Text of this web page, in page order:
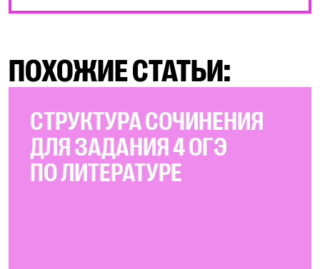
ПОХОЖИЕ СТАТЬИ:
СТРУКТУРА СОЧИНЕНИЯ
ДЛЯ ЗАДАНИЯ 4 ОГЭ
ПО ЛИТЕРАТУРЕ